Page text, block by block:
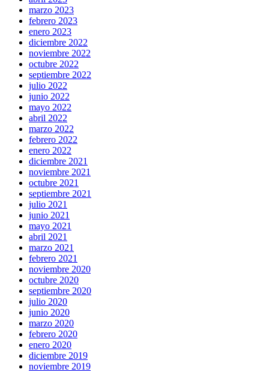
marzo 2023
febrero 2023
enero 2023
diciembre 2022
noviembre 2022
octubre 2022
septiembre 2022
julio 2022
junio 2022
mayo 2022
abril 2022
marzo 2022
febrero 2022
enero 2022
diciembre 2021
noviembre 2021
octubre 2021
septiembre 2021
julio 2021
junio 2021
mayo 2021
abril 2021
marzo 2021
febrero 2021
noviembre 2020
octubre 2020
septiembre 2020
julio 2020
junio 2020
marzo 2020
febrero 2020
enero 2020
diciembre 2019
noviembre 2019